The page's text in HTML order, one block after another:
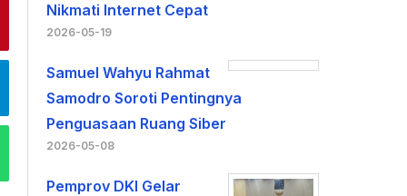
Nikmati Internet Cepat
2026-05-19
Samuel Wahyu Rahmat
Samodro Soroti Pentingnya
Penguasaan Ruang Siber
2026-05-08
Pemprov DKI Gelar